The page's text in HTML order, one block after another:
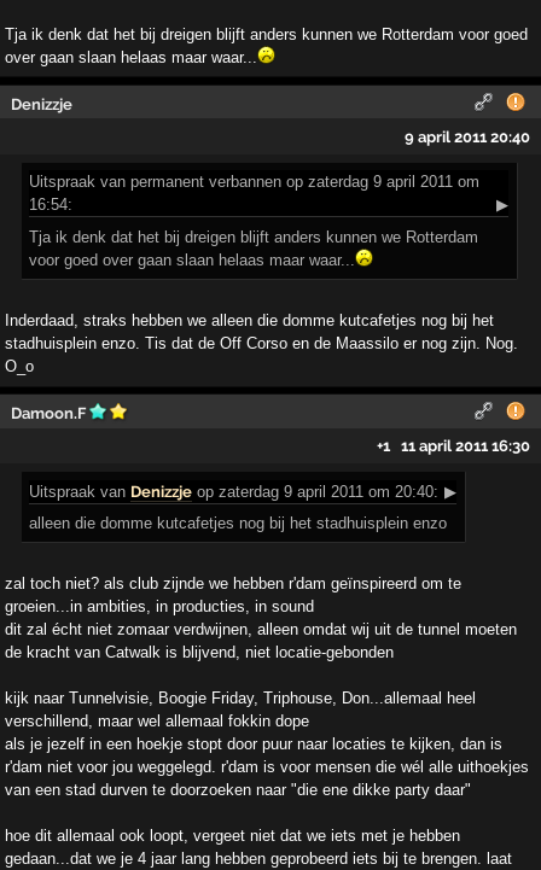
Tja ik denk dat het bij dreigen blijft anders kunnen we Rotterdam voor goed
over gaan slaan helaas maar waar...
Denizzje
9 april 2011 20:40
Uitspraak van permanent verbannen op zaterdag 9 april 2011 om
16:54:
▶
Tja ik denk dat het bij dreigen blijft anders kunnen we Rotterdam
voor goed over gaan slaan helaas maar waar...
Inderdaad, straks hebben we alleen die domme kutcafetjes nog bij het
stadhuisplein enzo. Tis dat de Off Corso en de Maassilo er nog zijn. Nog.
O_o
Damoon.F
+1
11 april 2011 16:30
Uitspraak van Denizzje op zaterdag 9 april 2011 om 20:40: ▶
alleen die domme kutcafetjes nog bij het stadhuisplein enzo
zal toch niet? als club zijnde we hebben r'dam geïnspireerd om te
groeien...in ambities, in producties, in sound
dit zal écht niet zomaar verdwijnen, alleen omdat wij uit de tunnel moeten
de kracht van Catwalk is blijvend, niet locatie-gebonden
kijk naar Tunnelvisie, Boogie Friday, Triphouse, Don...allemaal heel
verschillend, maar wel allemaal fokkin dope
als je jezelf in een hoekje stopt door puur naar locaties te kijken, dan is
r'dam niet voor jou weggelegd. r'dam is voor mensen die wél alle uithoekjes
van een stad durven te doorzoeken naar "die ene dikke party daar"
hoe dit allemaal ook loopt, vergeet niet dat we iets met je hebben
gedaan...dat we je 4 jaar lang hebben geprobeerd iets bij te brengen. laat